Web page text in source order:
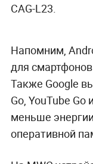
CAG-L23.
Напомним,
для
Также Google
Go, YouTube
меньше
оперативной